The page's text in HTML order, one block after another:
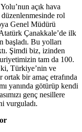
açık hava
rol
Genel Müdürü
Çanakkale’de ilk
başladı. Bu yolları
Şimdi biz, izinden
tam da 100.
ki, Türkiye’nin ve
ortak bir amaç etrafında
yanında götürüp kendi
genç nesillere
vurguladı.